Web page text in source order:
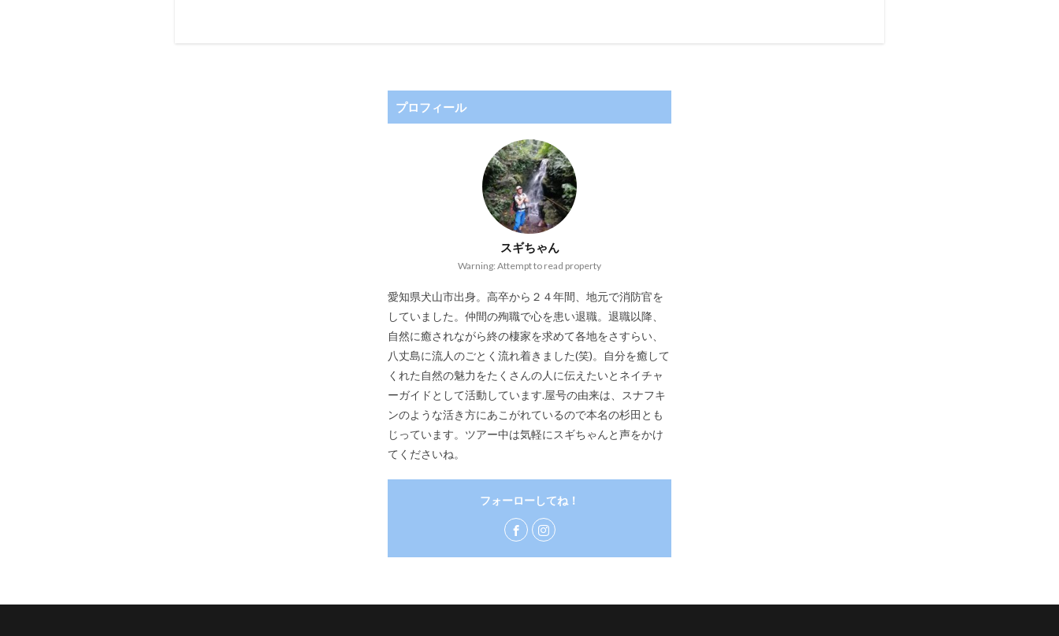
プロフィール
スギちゃん
Warning: Attempt to read property
愛知県犬山市出身。高卒から２４年間、地元で消防官を
していました。仲間の殉職で心を患い退職。退職以降、
自然に癒されながら終の棲家を求めて各地をさすらい、
八丈島に流人のごとく流れ着きました(笑)。自分を癒して
くれた自然の魅力をたくさんの人に伝えたいとネイチャ
ーガイドとして活動しています.屋号の由来は、スナフキ
ンのような活き方にあこがれているので本名の杉田とも
じっています。ツアー中は気軽にスギちゃんと声をかけ
てくださいね。
フォーローしてね！